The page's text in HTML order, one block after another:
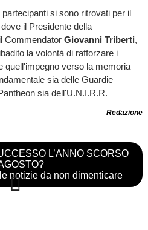
si sono ritrovati per il
il Presidente della
Commendator Giovanni Triberti,
la volontà di rafforzare i
quell'impegno verso la memoria
sia delle Guardie
sia dell'U.N.I.R.R.
Redazione
L’ANNO SCORSO
notizie da non dimenticare